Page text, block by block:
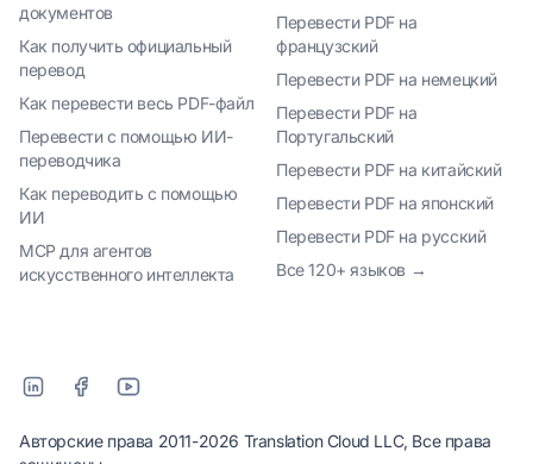
документов
Как получить официальный
перевод
Как перевести весь PDF-файл
Перевести с помощью ИИ-
переводчика
Как переводить с помощью
ИИ
MCP для агентов
искусственного интеллекта
Перевести PDF на
французский
Перевести PDF на немецкий
Перевести PDF на
Португальский
Перевести PDF на китайский
Перевести PDF на японский
Перевести PDF на русский
Все 120+ языков →
Авторские права 2011-2026 Translation Cloud LLC, Все права